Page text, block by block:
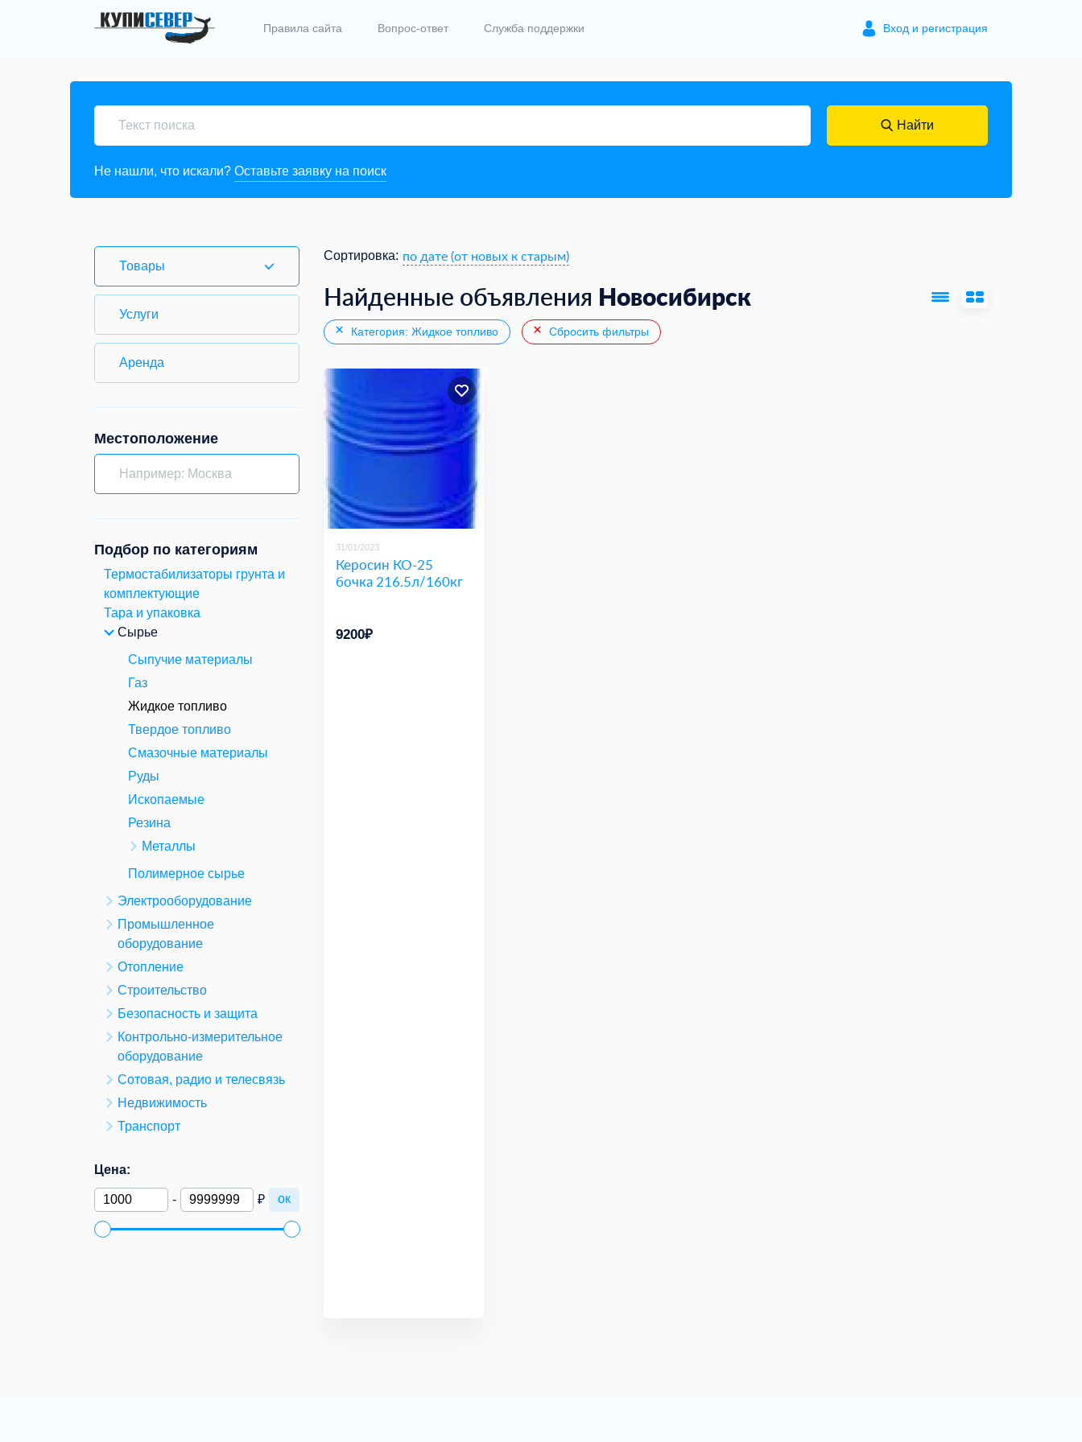
Правила сайта Вопрос-ответ Служба поддержки Вход и регистрация
Найти
Не нашли, что искали? Оставьте заявку на поиск
Товары
Услуги
Аренда
Местоположение
Подбор по категориям
Термостабилизаторы грунта и
комплектующие
Тара и упаковка
Сырье
Сыпучие материалы
Газ
Жидкое топливо
Твердое топливо
Смазочные материалы
Руды
Ископаемые
Резина
Металлы
Полимерное сырье
Электрооборудование
Промышленное
оборудование
Отопление
Строительство
Безопасность и защита
Контрольно-измерительное
оборудование
Сотовая, радио и телесвязь
Недвижимость
Транспорт
Цена:
- ₽ ок
Сортировка: по дате (от новых к старым)
Найденные объявления Новосибирск
Категория: Жидкое топливо Сбросить фильтры
31/01/2023
Керосин КО-25
бочка 216.5л/160кг
9200₽